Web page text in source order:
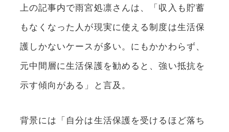
上の記事内で雨宮処凛さんは、「収入も貯蓄
もなくなった人が現実に使える制度は生活保
護しかないケースが多い。にもかかわらず、
元中間層に生活保護を勧めると、強い抵抗を
示す傾向がある」と言及。
背景には「自分は生活保護を受けるほど落ち